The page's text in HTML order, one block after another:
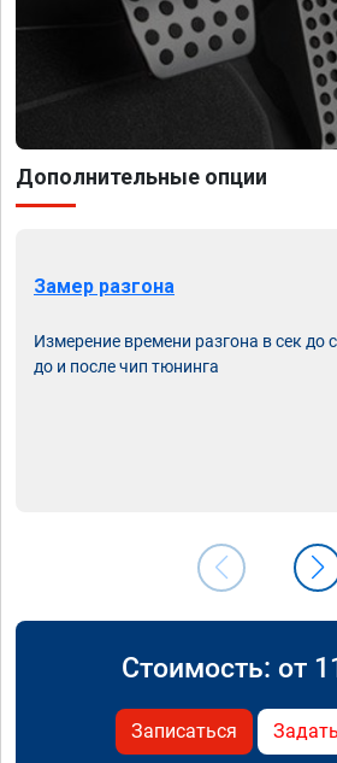
Дополнительные опции
Замер разгона
Измерение времени разгона в сек до
до и после чип тюнинга
Стоимость: от
Записаться